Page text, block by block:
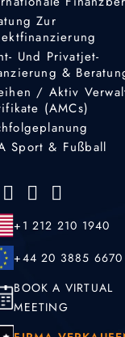
Zur
Und Privatjet-
&
/ Aktiv
(AMCs)
Sport & Fußball
+1 212 210 1940
+44 20 3885 6670
BOOK A VIRTUAL
MEETING